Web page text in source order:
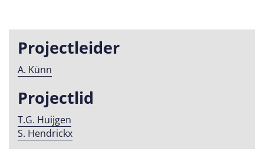
Projectleider
A. Künn
Projectlid
T.G. Huijgen
S. Hendrickx